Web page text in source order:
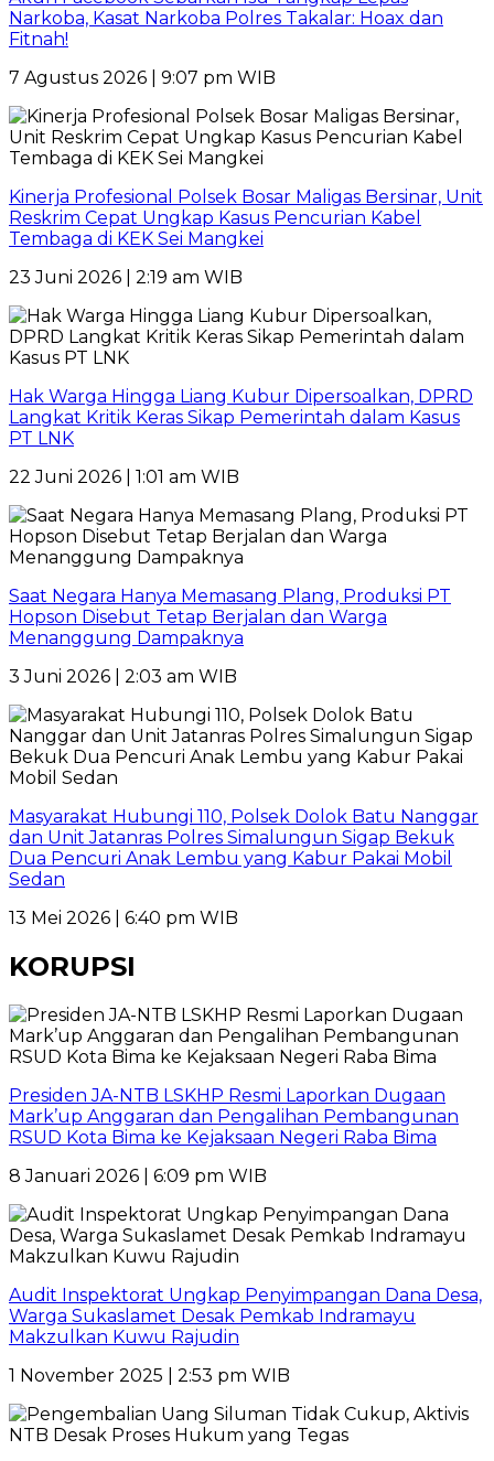
Narkoba, Kasat Narkoba Polres Takalar: Hoax dan
Fitnah!
7 Agustus 2026 | 9:07 pm WIB
Kinerja Profesional Polsek Bosar Maligas Bersinar, Unit
Reskrim Cepat Ungkap Kasus Pencurian Kabel
Tembaga di KEK Sei Mangkei
23 Juni 2026 | 2:19 am WIB
Hak Warga Hingga Liang Kubur Dipersoalkan, DPRD
Langkat Kritik Keras Sikap Pemerintah dalam Kasus
PT LNK
22 Juni 2026 | 1:01 am WIB
Saat Negara Hanya Memasang Plang, Produksi PT
Hopson Disebut Tetap Berjalan dan Warga
Menanggung Dampaknya
3 Juni 2026 | 2:03 am WIB
Masyarakat Hubungi 110, Polsek Dolok Batu Nanggar
dan Unit Jatanras Polres Simalungun Sigap Bekuk
Dua Pencuri Anak Lembu yang Kabur Pakai Mobil
Sedan
13 Mei 2026 | 6:40 pm WIB
KORUPSI
Presiden JA-NTB LSKHP Resmi Laporkan Dugaan
Mark’up Anggaran dan Pengalihan Pembangunan
RSUD Kota Bima ke Kejaksaan Negeri Raba Bima
8 Januari 2026 | 6:09 pm WIB
Audit Inspektorat Ungkap Penyimpangan Dana Desa,
Warga Sukaslamet Desak Pemkab Indramayu
Makzulkan Kuwu Rajudin
1 November 2025 | 2:53 pm WIB